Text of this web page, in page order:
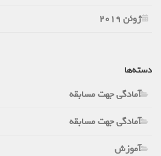
ژوئن 2019
دسته‌ها
آمادگی جهت مسابقه
آمادگی جهت مسابقه
آموزش